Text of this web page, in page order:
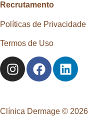
Recrutamento
Políticas de Privacidade
Termos de Uso
Clínica Dermage © 2026